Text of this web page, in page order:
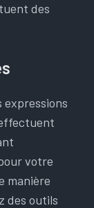
des
expressions
votre
manière
des outils